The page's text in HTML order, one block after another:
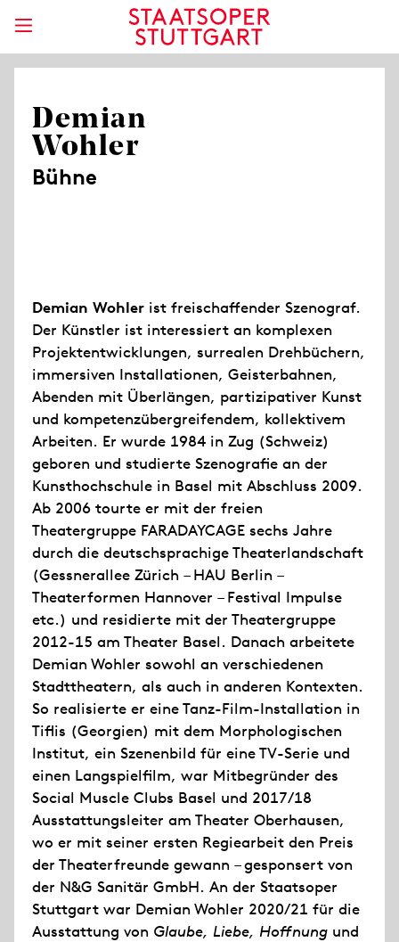
Demian
Wohler
Bühne
Demian Wohler ist freischaffender Szenograf.
Der Künstler ist interessiert an komplexen
Projektentwicklungen, surrealen Drehbüchern,
immersiven Installationen, Geisterbahnen,
Abenden mit Überlängen, partizipativer Kunst
und kompetenz­übergreifendem, kollektivem
Arbeiten. Er wurde 1984 in Zug (Schweiz)
geboren und studierte Szenografie an der
Kunsthochschule in Basel mit Abschluss 2009.
Ab 2006 tourte er mit der freien
Theatergruppe FARADAYCAGE sechs Jahre
durch die deutschsprachige Theaterlandschaft
(Gessnerallee Zürich – HAU Berlin –
Theaterformen Hannover – Festival Impulse
etc.) und residierte mit der Theatergruppe
2012-15 am Theater Basel. Danach arbeitete
Demian Wohler sowohl an verschiedenen
Stadttheatern, als auch in anderen Kontexten.
So realisierte er eine Tanz-Film-Installation in
Tiflis (Georgien) mit dem Morphologischen
Institut, ein Szenenbild für eine TV-Serie und
einen Langspielfilm, war Mitbegründer des
Social Muscle Clubs Basel und 2017/18
Ausstattungsleiter am Theater Oberhausen,
wo er mit seiner ersten Regiearbeit den Preis
der Theaterfreunde gewann – gesponsert von
der N&G Sanitär GmbH. An der Staatsoper
Stuttgart war Demian Wohler 2020/21 für die
Ausstattung von Glaube, Liebe, Hoffnung und